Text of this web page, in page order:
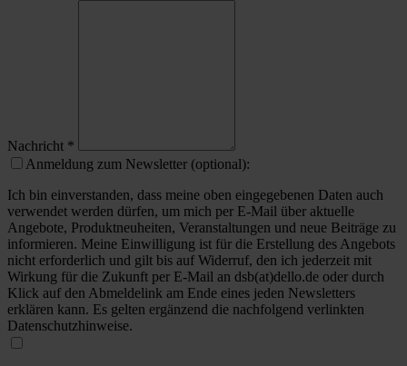
Nachricht *
Anmeldung zum Newsletter (optional):
Ich bin einverstanden, dass meine oben eingegebenen Daten auch
verwendet werden dürfen, um mich per E-Mail über aktuelle
Angebote, Produktneuheiten, Veranstaltungen und neue Beiträge zu
informieren. Meine Einwilligung ist für die Erstellung des Angebots
nicht erforderlich und gilt bis auf Widerruf, den ich jederzeit mit
Wirkung für die Zukunft per E-Mail an dsb(at)dello.de oder durch
Klick auf den Abmeldelink am Ende eines jeden Newsletters
erklären kann. Es gelten ergänzend die nachfolgend verlinkten
Datenschutzhinweise.